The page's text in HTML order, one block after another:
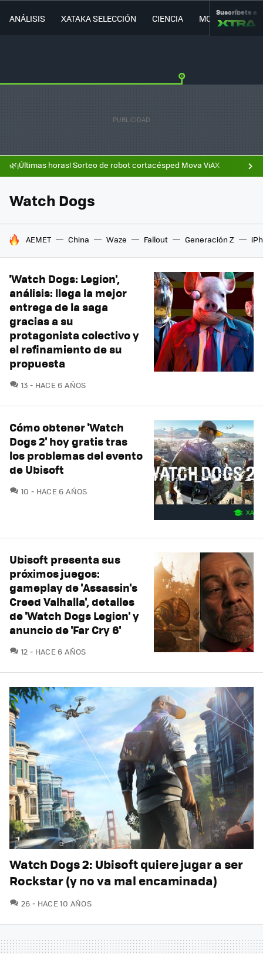
ANÁLISIS XATAKA SELECCIÓN CIENCIA MOVILIDAD
Suscríbete a
🌿¡Últimas horas! Sorteo de robot cortacésped Mova ViAX
Watch Dogs
HOY SE HABLA DE
AEMET China Waze Fallout Generación Z
'Watch Dogs: Legion',
análisis: llega la mejor
entrega de la saga
gracias a su
protagonista colectivo y
el refinamiento de su
propuesta
13 COMENTARIOS
HACE 6 AÑOS
Cómo obtener 'Watch
Dogs 2' hoy gratis tras
los problemas del evento
de Ubisoft
10 COMENTARIOS
HACE 6 AÑOS
Ubisoft presenta sus
próximos juegos:
gameplay de 'Assassin's
Creed Valhalla', detalles
de 'Watch Dogs Legion' y
anuncio de 'Far Cry 6'
12 COMENTARIOS
HACE 6 AÑOS
Watch Dogs 2: Ubisoft quiere jugar a ser
Rockstar (y no va mal encaminada)
26 COMENTARIOS
HACE 10 AÑOS